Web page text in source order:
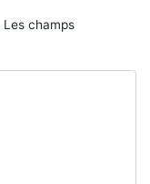
Les champs